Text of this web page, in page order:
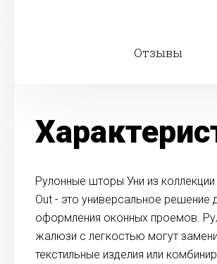
Отзывы
Рулонные шторы Уни из
Out - это универсальное решение
оформления оконных проемов.
жалюзи с легкостью могут
текстильные изделия или